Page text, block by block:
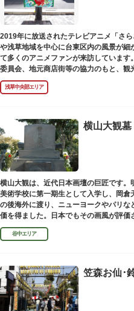
に名所・旧跡があります。七福神をめ
江戸文化の面影を偲んでみてはいかがで
御利益にあやかりながらの散策は、福
しょう。
2019年に放送されたテレビアニメ「さ
や浅草地域を中心に台東区内の風景が
て多くのアニメファンが来訪していま
委員会、地元商店街等の協力のもと、観
<「さらざんまい」監督の幾原邦彦氏の
「実在する風景を舞台として制作したキ
地域の方々にも受け入れていただけて
設置年月日:令和3年3月10日
浅草中央部エリア
横山大観墓
横山大観は、近代日本画壇の巨匠です
美術学校に第一期生として入学し、岡
の後海外に渡り、ニューヨークやパリ
価を得ました。日本でもその画風が評
となりました。お墓は谷中霊園にありま
谷中エリア
笠森お仙･